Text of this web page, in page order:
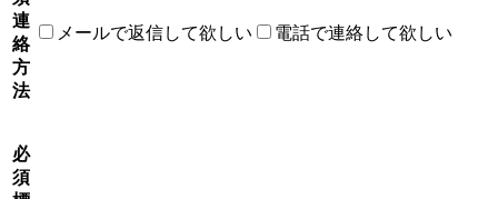
連
絡
方
法
メールで返信して欲しい 電話で連絡して欲しい
必
須